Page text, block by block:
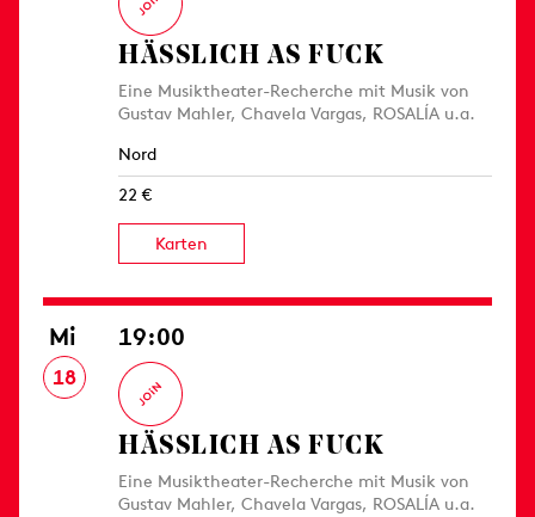
HÄSSLICH AS FUCK
Eine Musiktheater-Recherche mit Musik von
Gustav Mahler, Chavela Vargas, ROSALÍA u.a.
Nord
22 €
Karten
Mi
18
19:00
HÄSSLICH AS FUCK
Eine Musiktheater-Recherche mit Musik von
Gustav Mahler, Chavela Vargas, ROSALÍA u.a.